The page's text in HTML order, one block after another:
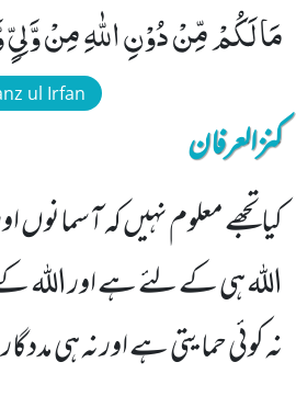
مَا لَكُمْ مِّنْ دُوْنِ اللّٰهِ مِنْ وَّلِیٍّ وَّ
ul Irfan
کنزالعرفان
کیا تجھے معلوم نہیں کہ آسمانوں
اللہ ہی کے لئے ہے اور اللہ
نہ کوئی حمایتی ہے اور نہ ہی